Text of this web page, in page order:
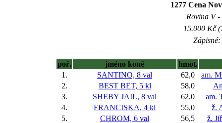
1277 Cena
Rovina V
15.000 Kč
poř. jméno koně
hmot.
1.
SANTINO, 8 val 62,0
am.
2.
BEST BET, 5 kl 58,0
3.
SHEBY JAIL, 8 val 62,0
am.
4.
FRANCISKA, 4 kl 55,0
ž.
5.
CHROM, 6 val 56,5
ž.